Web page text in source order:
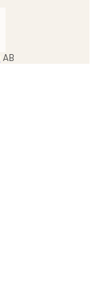
AB